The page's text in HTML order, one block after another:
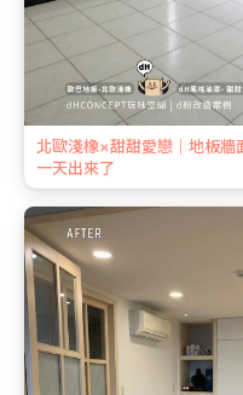
北歐淺橡×甜甜愛戀｜地板牆
一天出來了